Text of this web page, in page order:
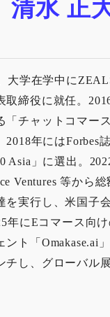
清水 正
大学在学中に
取締役に就任。
「チャットコマー
2018年にはForbes
Asia」に選出。
Ventures 等から
を実行し、米国子
年にEコマース向
ント「Omakase.ai
チし、グローバル